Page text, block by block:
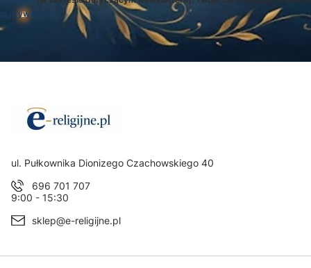
prywatności
Adres:
ul. Pułkownika Dionizego Czachowskiego 40
696 701 707
9:00 - 15:30
sklep@e-religijne.pl